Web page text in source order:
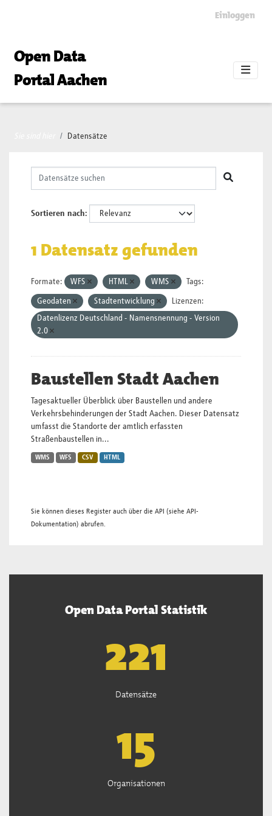
Einloggen
Open Data
Portal Aachen
Datensätze
Sortieren nach
1 Datensatz gefunden
Formate: WFS HTML WMS Tags:
Geodaten Stadtentwicklung
Lizenzen:
Datenlizenz Deutschland - Namensnennung - Version
2.0
Baustellen Stadt Aachen
Tagesaktueller Überblick über Baustellen und andere
Verkehrsbehinderungen der Stadt Aachen. Dieser Datensatz
umfasst die Standorte der amtlich erfassten
Straßenbaustellen in...
WMS WFS CSV HTML
Sie können dieses Register auch über die API (siehe API-
Dokumentation) abrufen.
Open Data Portal Statistik
222
Datensätze
15
Organisationen